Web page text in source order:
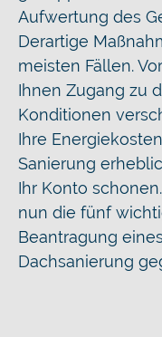
Aufwertung des
Derartige
meisten Fällen.
Ihnen Zugang zu
Konditionen
Ihre
Sanierung
Ihr Konto
nun die fünf
Beantragung
Dachsanierung